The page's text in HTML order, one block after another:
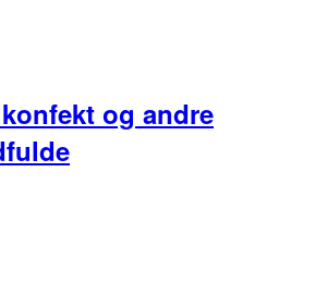
og andre